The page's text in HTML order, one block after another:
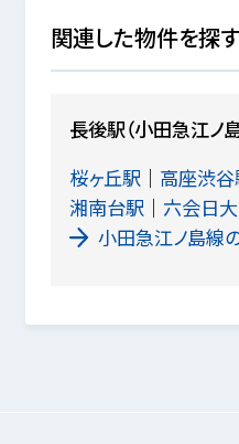
関連した物件を探す
長後駅（小田急江ノ
桜ヶ丘駅
高座渋谷
湘南台駅
六会日
小田急江ノ島線